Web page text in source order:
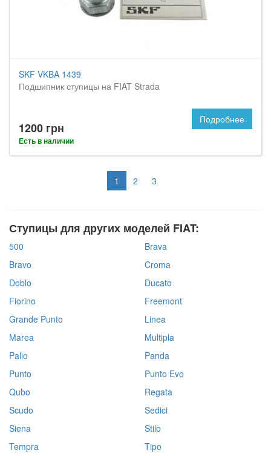
SKF VKBA 1439
Подшипник ступицы на FIAT Strada
1200 грн
Есть в наличии
Подробнее
1 2 3
Ступицы для других моделей FIAT:
500
Brava
Bravo
Croma
Doblo
Ducato
Fiorino
Freemont
Grande Punto
Linea
Marea
Multipla
Palio
Panda
Punto
Punto Evo
Qubo
Regata
Scudo
Sedici
Siena
Stilo
Tempra
Tipo